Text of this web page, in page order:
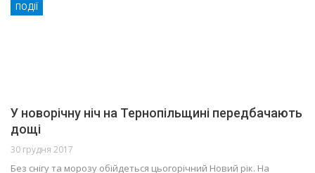
ПОДІЇ
У новорічну ніч на Тернопільщині передбачають
дощі
30 грудня 2017
Без снігу та морозу обійдеться цьогорічний Новий рік. На